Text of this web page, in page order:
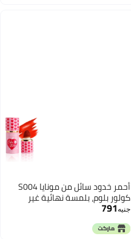
أحمر خدود سائل من مونايا S004
كولور بلوم، بلمسة نهائية غير
لامعة (S207#)
جنيه791